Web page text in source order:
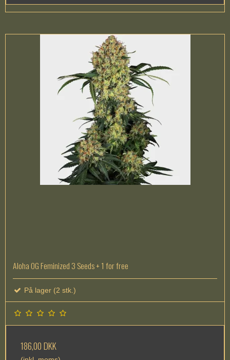
Aloha OG Feminized 3 Seeds + 1 for free
På lager (2 stk.)
186,00 DKK